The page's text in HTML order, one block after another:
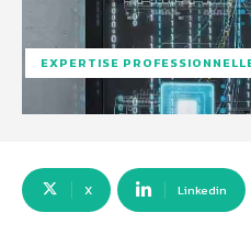
EXPERTISE
X Linkedin